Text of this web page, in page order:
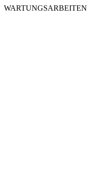
WARTUNGSARBEITEN